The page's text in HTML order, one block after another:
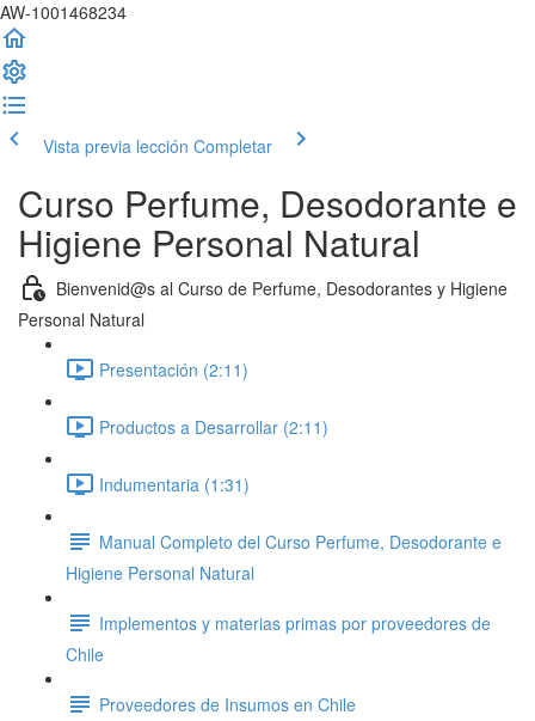
AW-1001468234
Vista previa lección Completar
Curso Perfume, Desodorante e
Higiene Personal Natural
Bienvenid@s al Curso de Perfume, Desodorantes y Higiene
Personal Natural
Presentación (2:11)
Productos a Desarrollar (2:11)
Indumentaria (1:31)
Manual Completo del Curso Perfume, Desodorante e
Higiene Personal Natural
Implementos y materias primas por proveedores de
Chile
Proveedores de Insumos en Chile